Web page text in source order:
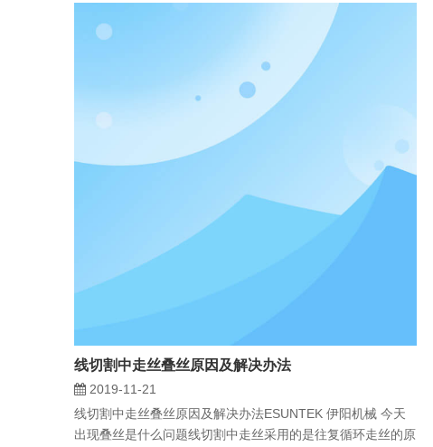
线切割中走丝叠丝原因及解决办法
2019-11-21
线切割中走丝叠丝原因及解决办法ESUNTEK 伊阳机械 今天
出现叠丝是什么问题线切割中走丝采用的是往复循环走丝的原